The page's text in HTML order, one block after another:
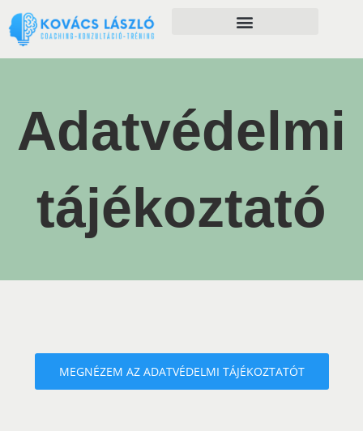
Adatvédelmi
tájékoztató
MEGNÉZEM AZ ADATVÉDELMI TÁJÉKOZTATÓT